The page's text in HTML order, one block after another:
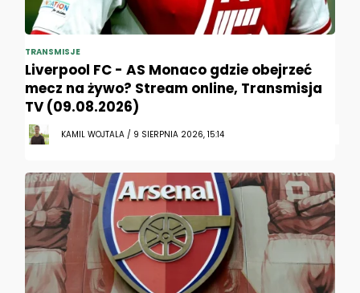
TRANSMISJE
Liverpool FC - AS Monaco gdzie obejrzeć
mecz na żywo? Stream online, Transmisja
TV (09.08.2026)
KAMIL WOJTALA / 9 SIERPNIA 2026, 15:14